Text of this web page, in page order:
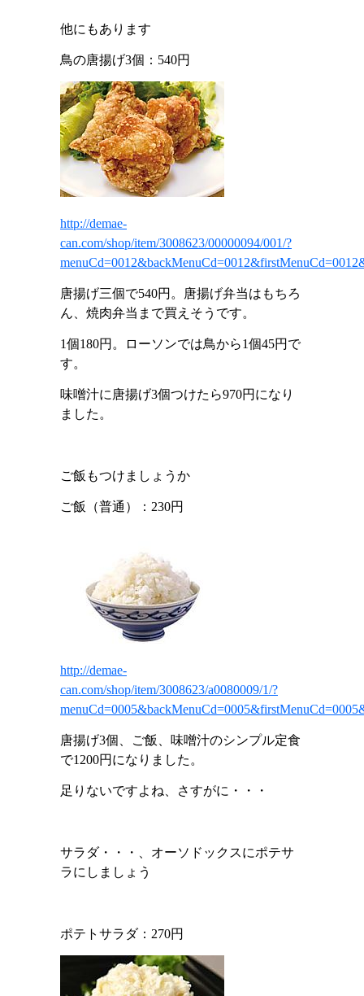
他にもあります
鳥の唐揚げ3個： 540円
http://demae-
can.com/shop/item/3008623/00000094/001/?
唐揚げ三個で540円。唐揚げ弁当はもちろ
ん、焼肉弁当まで買えそうです。
1個180円。ローソンでは鳥から1個45円で
す。
味噌汁に唐揚げ3個つけたら970円になり
ました。
ご飯もつけましょうか
ご飯（普通）：230円
http://demae-
can.com/shop/item/3008623/a0080009/1/?
唐揚げ3個、ご飯、味噌汁のシンプル定食
で1200円になりました。
足りないですよね、さすがに・・・
サラダ・・・、オーソドックスにポテサ
ラにしましょう
ポテトサラダ：270円